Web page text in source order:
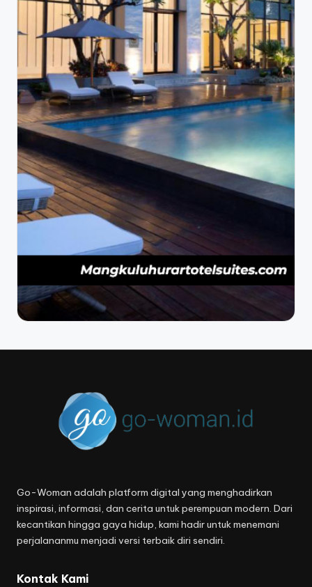
Go-Woman adalah platform digital yang menghadirkan
inspirasi, informasi, dan cerita untuk perempuan modern. Dari
kecantikan hingga gaya hidup, kami hadir untuk menemani
perjalananmu menjadi versi terbaik diri sendiri.
Kontak Kami